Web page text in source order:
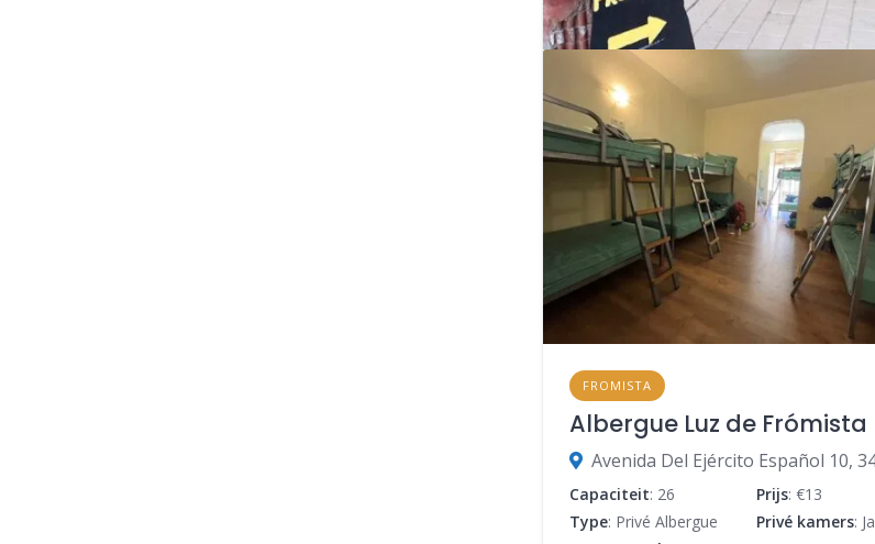
FROMISTA
Albergue Luz de Frómista
Capaciteit: 26 Prijs: €13
Type: Privé Albergue Privé kamers: Ja